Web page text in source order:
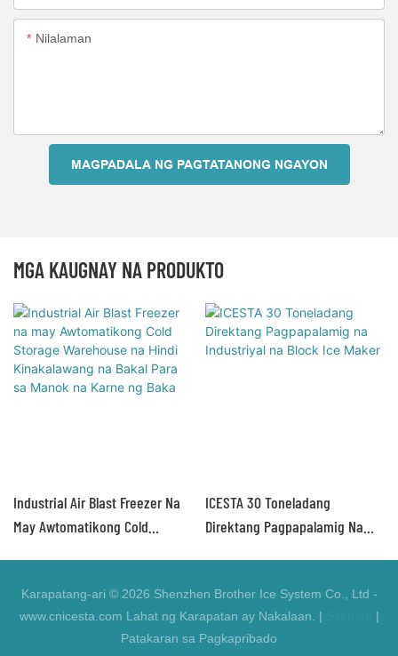
Nilalaman
MAGPADALA NG PAGTATANONG NGAYON
MGA KAUGNAY NA PRODUKTO
Industrial Air Blast Freezer Na
May Awtomatikong Cold
Manok Na Karne Ng Baka
ICESTA 30 Toneladang
Direktang Pagpapalamig Na
Karapatang-ari © 2026 Shenzhen Brother Ice System Co., Ltd -
www.cnicesta.com Lahat ng Karapatan ay Nakalaan. |
|
Patakaran sa Pagkapribado